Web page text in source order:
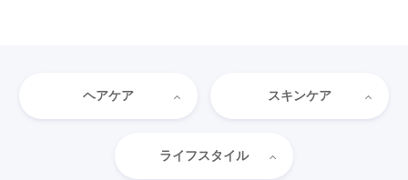
ヘアケア スキンケア
ライフスタイル